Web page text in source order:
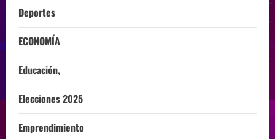
Deportes
ECONOMÍA
Educación,
Elecciones 2025
Emprendimiento